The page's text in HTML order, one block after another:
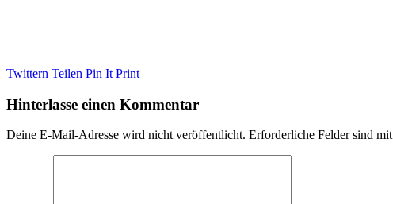
Twittern Teilen Pin It Print
Hinterlasse einen Kommentar
Deine E-Mail-Adresse wird nicht veröffentlicht. Erforderliche Felder sind mit